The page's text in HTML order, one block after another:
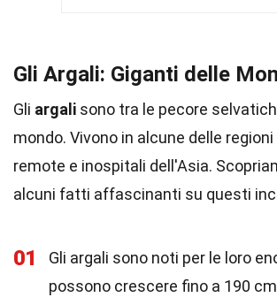
Gli Argali: Giganti delle
Gli argali sono tra le pecore
mondo. Vivono in alcune delle
remote e inospitali dell'Asia.
alcuni fatti affascinanti su questi
01
Gli argali sono noti per le loro
possono crescere fino a 190